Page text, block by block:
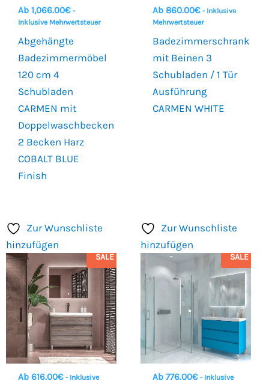
Ab 1,066.00€ -
Inklusive Mehrwertsteuer
Abgehängte
Badezimmermöbel
120 cm 4
Schubladen
CARMEN mit
Doppelwaschbecken
2 Becken Harz
COBALT BLUE
Finish
Ab 860.00€ - Inklusive
Mehrwertsteuer
Badezimmerschrank
mit Beinen 3
Schubladen / 1 Tür
Ausführung
CARMEN WHITE
Zur Wunschliste
hinzufügen
SALE
Ab 616.00€ - Inklusive
Zur Wunschliste
hinzufügen
SALE
Ab 776.00€ - Inklusive